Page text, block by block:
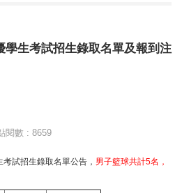
學生考試招生錄取名單及報到注
閱數 : 8659
試招生錄取名單公告， 男子籃球共計5名，